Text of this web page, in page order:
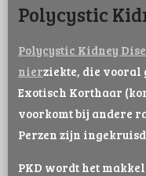
Polycystic
Polycystic Kidney
nierziekte, die vooral
Exotisch Korthaar
voorkomt bij andere
Perzen zijn
PKD wordt het